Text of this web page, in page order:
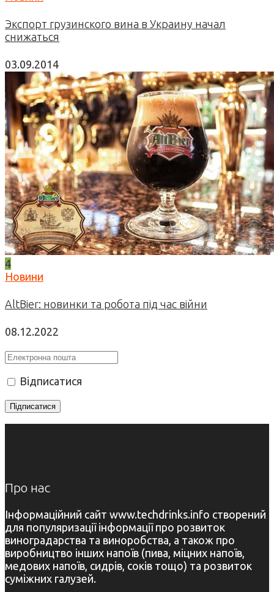
Экспорт грузинского вина в Украину начал
снижаться
03.09.2014
4
Новини
AltBier: новинки та робота під час війни
08.12.2022
Відписатися
Про нас
Інформаційний сайт www.techdrinks.info створений
для популяризації інформації про розвиток
виноградарства та виноробства, а також про
виробництво інших напоїв (пива, міцних напоїв,
медових напоїв, сидрів, соків тощо) та розвиток
суміжних галузей.